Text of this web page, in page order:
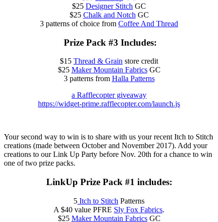
$25 Designer Stitch GC
$25 Chalk and Notch GC
3 patterns of choice from Coffee And Thread
Prize Pack #3 Includes:
$15 Thread & Grain store credit
$25 Maker Mountain FabricsGC
3 patterns from Halla Patterns
a Rafflecopter giveaway
https://widget-prime.rafflecopter.com/launch.js
Your second way to win is to share with us your recent Itch to Stitch
creations (made between October and November 2017). Add your
creations to our Link Up Party before Nov. 20th for a chance to win
one of two prize packs.
LinkUp Prize Pack #1 includes:
5 Itch to Stitch Patterns
A $40 value PFRE Sly Fox Fabrics.
$25 Maker Mountain FabricsGC